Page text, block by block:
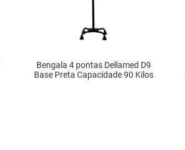
Bengala 4 pontas Dellamed D9
Base Preta Capacidade 90 Kilos